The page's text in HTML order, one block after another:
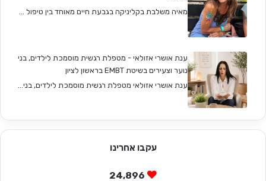
מאיה משלבת בקליניקה בגבעת חיים מאוחד בין טיפול ...
ענת אושרי אזולאי - מטפלת רגשית מוסמכת לילדים, בני
נוער וצעירים בשיטת EMBT בראשון לציון
ענת אושרי אזולאי מטפלת רגשית מוסמכת לילדים, בני...
עקבו אחרינו
24,896